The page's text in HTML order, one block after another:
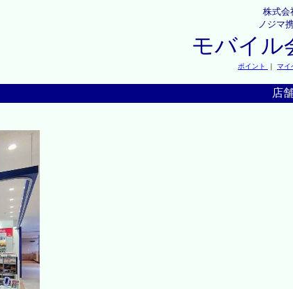
株式会
ノジマ
モバイル
ポイント ｜ マイ
店